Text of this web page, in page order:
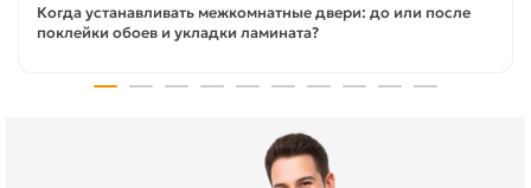
Когда устанавливать межкомнатные двери: до или после
поклейки обоев и укладки ламината?